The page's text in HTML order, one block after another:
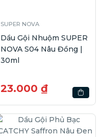
SUPER NOVA
Dầu Gội Nhuộm SUPER
NOVA S04 Nâu Đồng |
30ml
23.000 ₫